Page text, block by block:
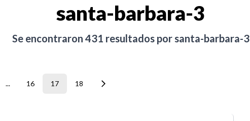
santa-barbara-3
Se encontraron 431 resultados por santa-barbara-3
... 16 17 18